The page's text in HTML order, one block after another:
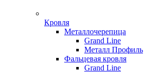
Кровля
Металлочерепица
Grand Line
Металл Профиль
Фальцевая кровля
Grand Line